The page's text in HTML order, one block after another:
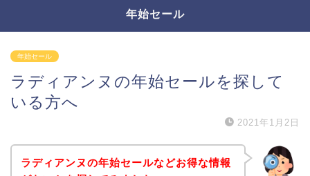
年始セール
年始セール
ラディアンヌの年始セールを探して
いる方へ
2021年1月2日
ラディアンヌの年始セールなどお得な情報